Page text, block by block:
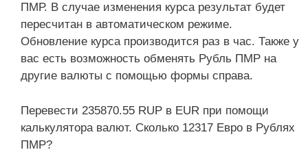
ПМР. В случае изменения курса результат будет
пересчитан в автоматическом режиме.
Обновление курса производится раз в час. Также у
вас есть возможность обменять Рубль ПМР на
другие валюты с помощью формы справа.
Перевести 235870.55 RUP в EUR при помощи
калькулятора валют. Сколько 12317 Евро в Рублях
ПМР?